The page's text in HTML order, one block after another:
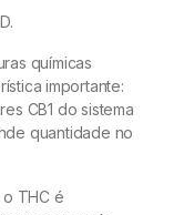
químicas
importante:
CB1 do sistema
quantidade no
THC é